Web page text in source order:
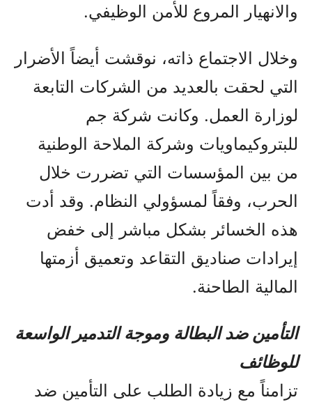
والانهيار المروع للأمن الوظيفي.
وخلال الاجتماع ذاته، نوقشت أيضاً الأضرار
التي لحقت بالعديد من الشركات التابعة
لوزارة العمل. وكانت شركة جم
للبتروكيماويات وشركة الملاحة الوطنية
من بين المؤسسات التي تضررت خلال
الحرب، وفقاً لمسؤولي النظام. وقد أدت
هذه الخسائر بشكل مباشر إلى خفض
إيرادات صناديق التقاعد وتعميق أزمتها
المالية الطاحنة.
التأمين ضد البطالة وموجة التدمير الواسعة
للوظائف
تزامناً مع زيادة الطلب على التأمين ضد